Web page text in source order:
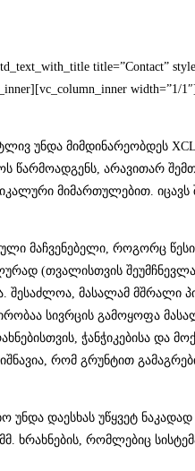
title=”Contact”
width=”1/
უნდა მიმდინარეობდეს
წარმოადგენს, არავითარ
მიმართულებით. იცავს
მაჩვენებელი, როგორც
(თვალისთვის
მასალამ მშრალი
სივრცის გამოყოფა
ჭანჭიკებისა და
რომ გრუნტით
უნდა დაესხას უწყვეტ
ხრახნების, რომლებიც